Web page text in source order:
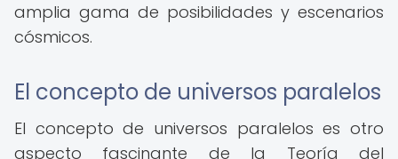
amplia gama de posibilidades y escenarios
cósmicos.
El concepto de universos paralelos
El concepto de universos paralelos es otro
aspecto fascinante de la Teoría del